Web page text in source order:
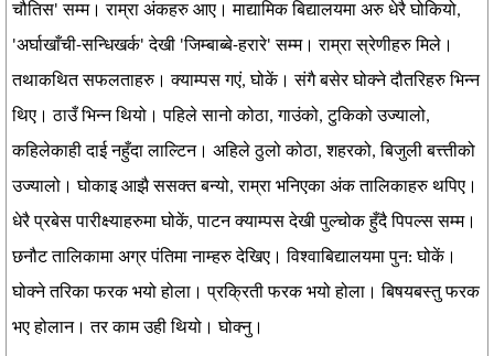
चौतिस' सम्म। राम्रा अंकहरु आए। माद्यामिक बिद्यालयमा अरु धेरै घोकियो,
'अर्घाखाँची-सन्धिखर्क' देखी 'जिम्बाब्बे-हरारे' सम्म। राम्रा स्रेणीहरु मिले।
तथाकथित सफलताहरु। क्याम्पस गएं, घोकें। संगै बसेर घोक्ने दौतरिहरु भिन्न
थिए। ठाउँ भिन्न थियो। पहिले सानो कोठा, गाउंको, टुकिको उज्यालो,
कहिलेकाही दाई नहुँदा लाल्टिन। अहिले ठुलो कोठा, शहरको, बिजुली बत्त्तीको
उज्यालो। घोकाइ आझै ससक्त बन्यो, राम्रा भनिएका अंक तालिकाहरु थपिए।
धेरै प्रबेस पारीक्ष्याहरुमा घोकें, पाटन क्याम्पस देखी पुल्चोक हुँदै पिपल्स सम्म।
छनौट तालिकामा अग्र पंतिमा नाम्हरु देखिए। विश्वाबिद्यालयमा पुन: घोकें।
घोक्ने तरिका फरक भयो होला। प्रक्रिती फरक भयो होला। बिषयबस्तु फरक
भए होलान। तर काम उही थियो। घोक्नु।